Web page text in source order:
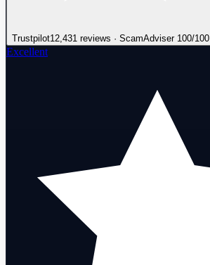
Trustpilot12,431 reviews · ScamAdviser 100/100
Excellent